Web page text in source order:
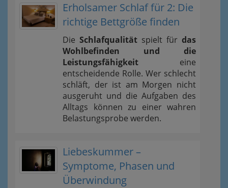
Erholsamer Schlaf für 2: Die
richtige Bettgröße finden
Die Schlafqualität spielt für das
Wohlbefinden und die
Leistungsfähigkeit eine
entscheidende Rolle. Wer schlecht
schläft, der ist am Morgen nicht
ausgeruht und die Aufgaben des
Alltags können zu einer wahren
Belastungsprobe werden.
Liebeskummer –
Symptome, Phasen und
Überwindung